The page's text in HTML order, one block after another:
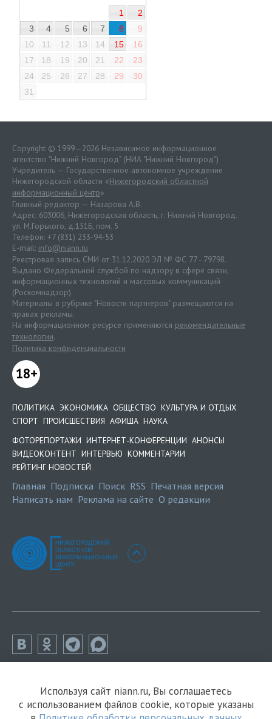
1
2
3
4 5 6 7 8
9
10
11 12 13 14 15
16
17
18 19 20 21 22
23
24
25 26 27 28 29
30
31
Copyright © 1999—2026 Независимое информационное
агентство "Нижний Новгород" (НИА "Нижний Новгород")
Учредитель — Государственное автономное учреждение
Нижегородской области «Нижегородский областной
информационный центр»
Главный редактор — Назарова А.В.
Адрес: 603006, Нижегородская область, г. Нижний Новгород.
ул. М.Горького, д.151Б, пом. 5
Телефон: +7 (831) 233-94-53
E-mail: info@niann.ru
Реестровая запись СМИ от 31.12.2020 ЭЛ № ФС 77 - 79798.
Выдано Федеральной службой по надзору в сфере связи,
информационных технологий и массовых коммуникаций
(Роскомнадзор).
Материалы в рубрике "Новости партнеров" размещаются на
правах рекламы.
На информационном ресурсе применяются рекомендательные
технологии.
Политика конфиденциальности
18+
ПОЛИТИКА ЭКОНОМИКА ОБЩЕСТВО КУЛЬТУРА И ОТДЫХ
СПОРТ ПРОИСШЕСТВИЯ АФИША НАУКА
ФОТОРЕПОРТАЖИ ИНТЕРНЕТ-КОНФЕРЕНЦИИ АНОНСЫ
ВИДЕОКОНТЕНТ ИНТЕРВЬЮ КОММЕНТАРИИ
РЕЙТИНГ НОВОСТЕЙ
Главная Подписка Поиск RSS Печатная версия
Написать нам Реклама на сайте О редакции
Используя сайт niann.ru, Вы соглашаетесь
с использованием файлов cookie, которые указаны